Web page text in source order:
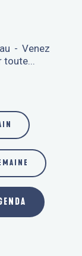
- Venez
toute...